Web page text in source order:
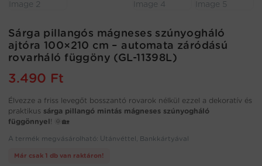
Sárga pillangós mágneses szúnyogháló
ajtóra 100×210 cm – automata záródású
rovarháló függöny (GL-11398L)
3.490 Ft
Élvezze a friss levegőt bosszantó rovarok nélkül ezzel a dekoratív és
praktikus sárga pillangó mintás mágneses szúnyogháló
függönnyel! 🌞🏡
A termék megvásárolható: Utánvéttel, Bankkártyával
Már csak 1 db van raktáron!